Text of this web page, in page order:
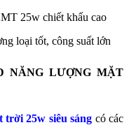
NĂNG LƯỢNG MẶT
trời 25w siêu sáng có các